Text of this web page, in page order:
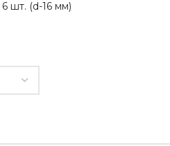
6 шт. (d-16 мм)